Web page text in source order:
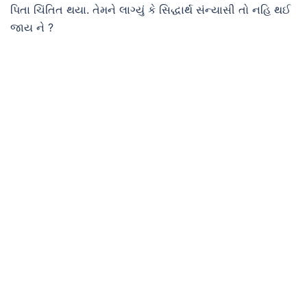
પિતા ચિંતિત થયા. તેમને લાગ્યું કે સિદ્ધાર્થ સંન્યાસી તો નહિ થઈ
જાય ને ?